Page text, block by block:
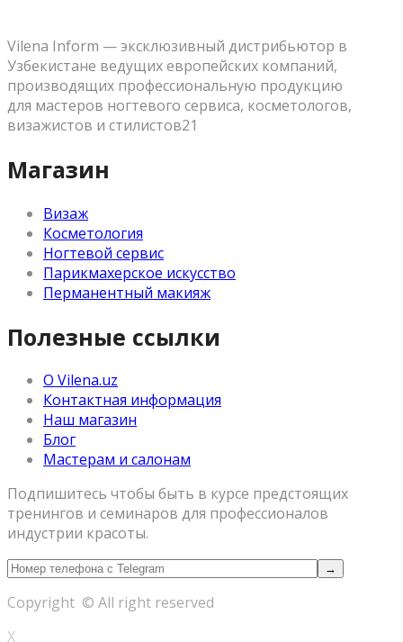
Vilena Inform — эксклюзивный дистрибьютор в
Узбекистане ведущих европейских компаний,
производящих профессиональную продукцию
для мастеров ногтевого сервиса, косметологов,
визажистов и стилистов21
Магазин
Визаж
Косметология
Ногтевой сервис
Парикмахерское искусство
Перманентный макияж
Полезные ссылки
О Vilena.uz
Контактная информация
Наш магазин
Блог
Мастерам и салонам
Подпишитесь чтобы быть в курсе предстоящих
тренингов и семинаров для профессионалов
индустрии красоты.
Copyright © All right reserved
X